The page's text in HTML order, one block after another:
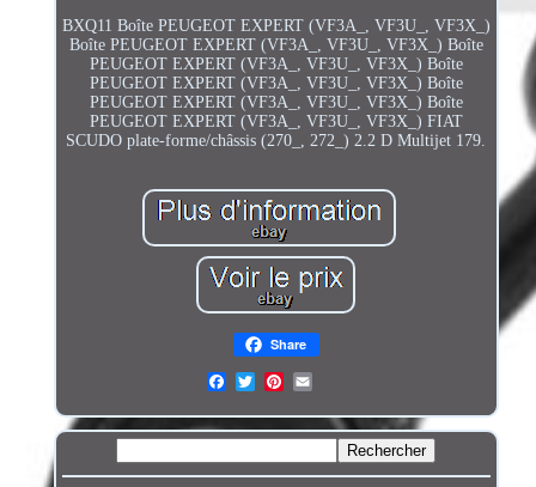
BXQ11 Boîte PEUGEOT EXPERT (VF3A_, VF3U_, VF3X_)
Boîte PEUGEOT EXPERT (VF3A_, VF3U_, VF3X_) Boîte
PEUGEOT EXPERT (VF3A_, VF3U_, VF3X_) Boîte
PEUGEOT EXPERT (VF3A_, VF3U_, VF3X_) Boîte
PEUGEOT EXPERT (VF3A_, VF3U_, VF3X_) Boîte
PEUGEOT EXPERT (VF3A_, VF3U_, VF3X_) FIAT
SCUDO plate-forme/châssis (270_, 272_) 2.2 D Multijet 179.
Share